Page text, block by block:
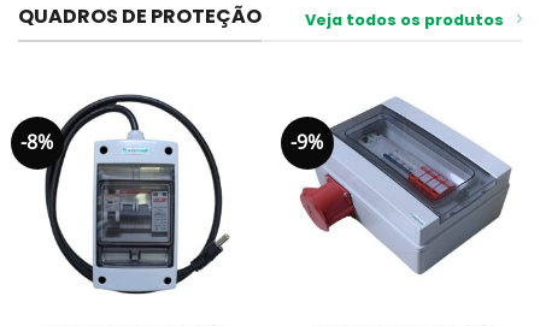
QUADROS DE PROTEÇÃO Veja todos os produtos
-8% -9%